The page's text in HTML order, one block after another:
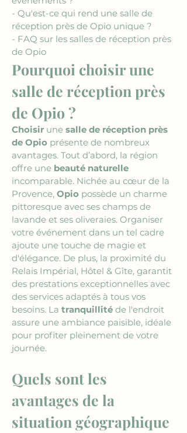
- Qu'est-ce qui rend une salle de
réception près de Opio unique ?
- FAQ sur les salles de réception près
de Opio
Pourquoi choisir une
salle de réception près
de Opio ?
Choisir une salle de réception près
de Opio présente de nombreux
avantages. Tout d’abord, la région
offre une beauté naturelle
incomparable. Nichée au cœur de la
Provence, Opio possède un charme
pittoresque avec ses champs de
lavande et ses oliveraies. Organiser
votre événement dans un tel cadre
ajoute une touche de magie et
d'élégance. De plus, la proximité du
Relais Impérial, Hôtel & Gîte, garantit
des prestations exceptionnelles avec
des services adaptés à tous vos
besoins. La tranquillité de l'endroit
assure une ambiance paisible, idéale
pour profiter pleinement de votre
journée.
Quels sont les
avantages de la
situation géographique